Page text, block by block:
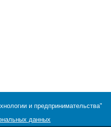
и предпринимательства"
данных